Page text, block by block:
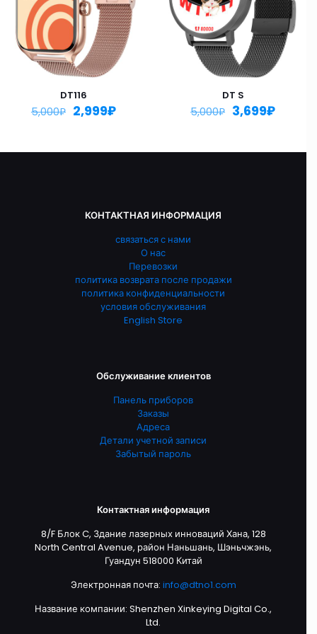
DT116
5,000₽ 2,999₽
DT S
5,000₽ 3,699₽
КОНТАКТНАЯ ИНФОРМАЦИЯ
связаться с нами
О нас
Перевозки
политика возврата после продажи
политика конфиденциальности
условия обслуживания
English Store
Обслуживание клиентов
Панель приборов
Заказы
Адреса
Детали учетной записи
Забытый пароль
Контактная информация
8/F Блок C, Здание лазерных инноваций Хана, 128
North Central Avenue, район Наньшань, Шэньчжэнь,
Гуандун 518000 Китай
Электронная почта: info@dtno1.com
Название компании: Shenzhen Xinkeying Digital Co.,
Ltd.